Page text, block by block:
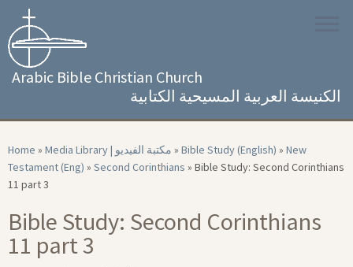
content
Arabic Bible Christian Church
الكنيسة العربية المسيحية الكتابية
Home » Media Library | مكتبة الفيديو » Bible Study (English) » New
Testament (Eng) » Second Corinthians » Bible Study: Second Corinthians
11 part 3
Bible Study: Second Corinthians
11 part 3